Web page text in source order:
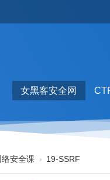
女黑客安全网
络安全课 › 19-SSRF